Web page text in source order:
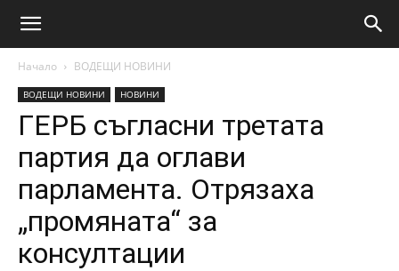
Начало ВОДЕЩИ НОВИНИ
ВОДЕЩИ НОВИНИ НОВИНИ
ГЕРБ съгласни третата
партия да оглави
парламента. Отрязаха
„промяната“ за
консултации